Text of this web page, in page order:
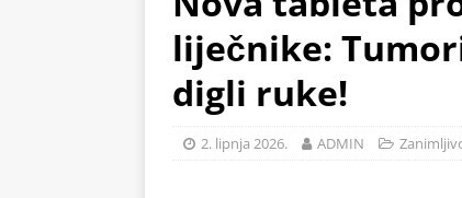
liječnike:
digli ruke!
2. lipnja 2026. ADMIN